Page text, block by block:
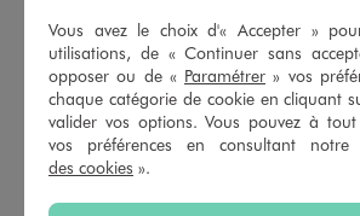
4.3/5
Basé sur10 avis soumis à un
contrôle
Voir tous les avis sur ce site
Tres
Avis
Vous avez le choix d'« Accepter »
utilisations, de « Continuer sans
opposer ou de « Paramétrer » vos
chaque catégorie de cookie en cliquant
valider vos options. Vous pouvez à
vos préférences en consultant
des cookies ».